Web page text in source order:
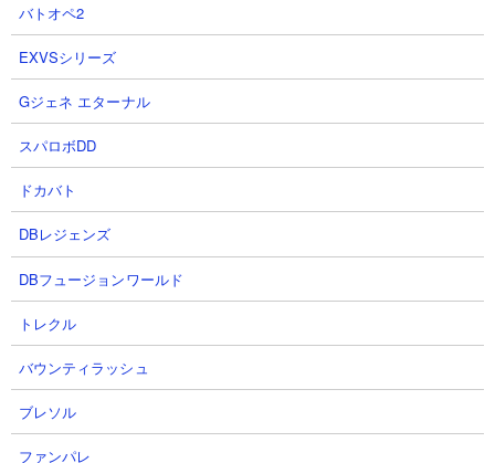
トの攻撃機会をかなり多く増やせていますね。その後の教授相手
には対策キャラがいないので苦労するようですが、空き枠が7つあ
るので何とでも対応ができそうです。
バトオペ2
EXVSシリーズ
Gジェネ エターナル
スパロボDD
ドカバト
DBレジェンズ
DBフュージョンワールド
トレクル
バウンティラッシュ
ブレソル
ファンパレ